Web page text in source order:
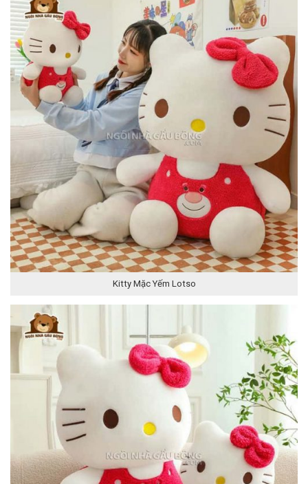
Kitty Mặc Yếm Lotso